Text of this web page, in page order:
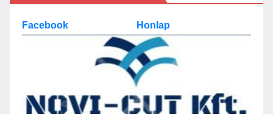
Facebook Honlap